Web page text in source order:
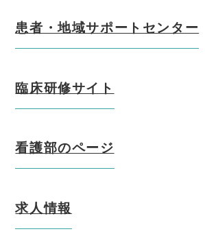
患者・地域サポートセンター
臨床研修サイト
看護部のページ
求人情報